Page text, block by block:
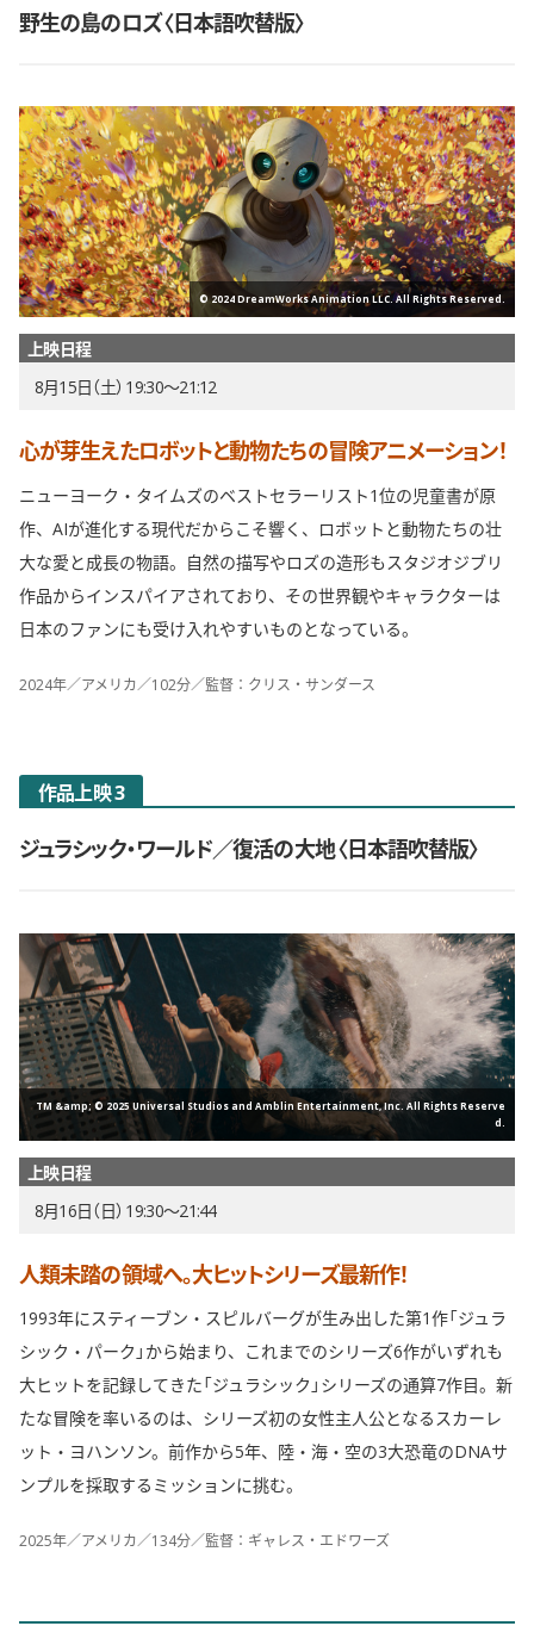
野生の島のロズ〈日本語吹替版〉
© 2024 DreamWorks Animation LLC. All Rights Reserved.
上映日程
8月15日（土） 19:30〜21:12
心が芽生えたロボットと動物たちの冒険アニメーション！
ニューヨーク・タイムズのベストセラーリスト1位の児童書が原
作、AIが進化する現代だからこそ響く、ロボットと動物たちの壮
大な愛と成長の物語。自然の描写やロズの造形もスタジオジブリ
作品からインスパイアされており、その世界観やキャラクターは
日本のファンにも受け入れやすいものとなっている。
2024年／アメリカ／102分／監督：クリス・サンダース
作品上映 3
ジュラシック・ワールド／復活の大地〈日本語吹替版〉
TM &amp; © 2025 Universal Studios and Amblin Entertainment, Inc. All Rights Reserve
d.
上映日程
8月16日（日） 19:30〜21:44
人類未踏の領域へ。大ヒットシリーズ最新作！
1993年にスティーブン・スピルバーグが生み出した第1作「ジュラ
シック・パーク」から始まり、これまでのシリーズ6作がいずれも
大ヒットを記録してきた「ジュラシック」シリーズの通算7作目。新
たな冒険を率いるのは、シリーズ初の女性主人公となるスカーレ
ット・ヨハンソン。前作から5年、陸・海・空の3大恐竜のDNAサ
ンプルを採取するミッションに挑む。
2025年／アメリカ／134分／監督：ギャレス・エドワーズ